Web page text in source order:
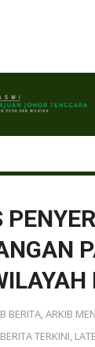
BERITA,ARKIB
BERITA TERKINI,